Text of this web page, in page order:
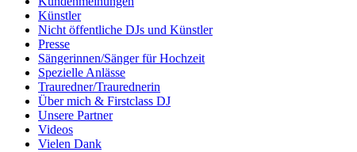
Künstler
Nicht öffentliche DJs und Künstler
Presse
Sängerinnen/Sänger für Hochzeit
Spezielle Anlässe
Trauredner/Traurednerin
Über mich & Firstclass DJ
Unsere Partner
Videos
Vielen Dank